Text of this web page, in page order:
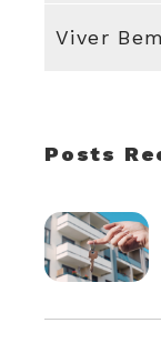
Viver Bem
Posts